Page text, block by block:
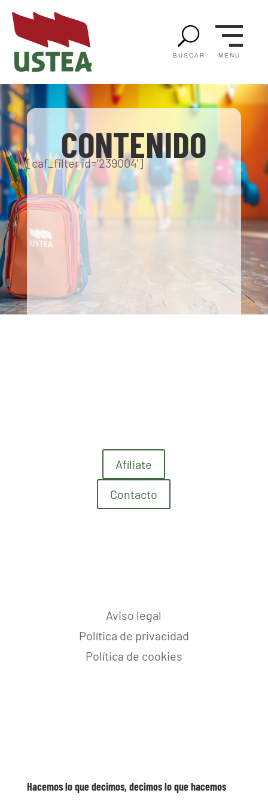
U
BUSCAR MENU
CONTENIDO
[caf_filter id='239004']
Afíliate
Contacto
Aviso legal
Política de privacidad
Política de cookies
Hacemos lo que decimos, decimos lo que hacemos